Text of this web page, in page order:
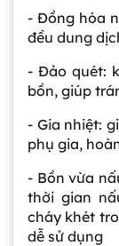
- Đồng hóa
đều dung
- Đảo quét:
bồn, giúp
- Gia nhiệt:
phụ gia,
- Bồn vừa
thời gian
cháy khét
dễ sử dụng